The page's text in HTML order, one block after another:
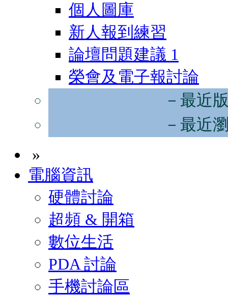
個人圖庫
新人報到練習
論壇問題建議 1
榮會及電子報討論
－最近
－最近
»
電腦資訊
硬體討論
超頻 & 開箱
數位生活
PDA 討論
手機討論區